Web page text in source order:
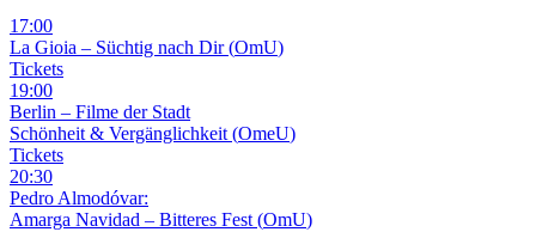
17:00
La Gioia – Süchtig nach Dir (OmU)
Tickets
19:00
Berlin – Filme der Stadt
Schönheit & Vergänglichkeit(OmeU)
Tickets
20:30
Pedro Almodóvar:
Amarga Navidad – Bitteres Fest(OmU)